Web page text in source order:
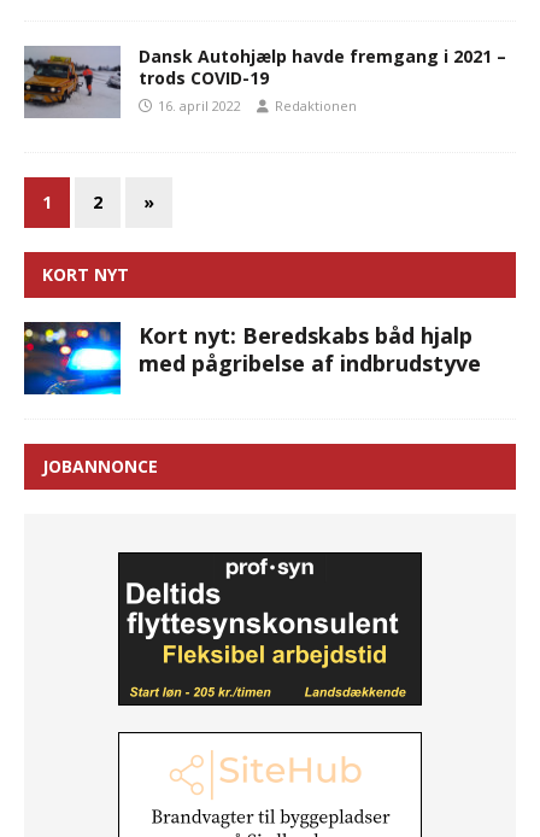
Dansk Autohjælp havde fremgang i 2021 –
trods COVID-19
16. april 2022 Redaktionen
1 2 »
KORT NYT
Kort nyt: Beredskabs båd hjalp
med pågribelse af indbrudstyve
JOBANNONCE